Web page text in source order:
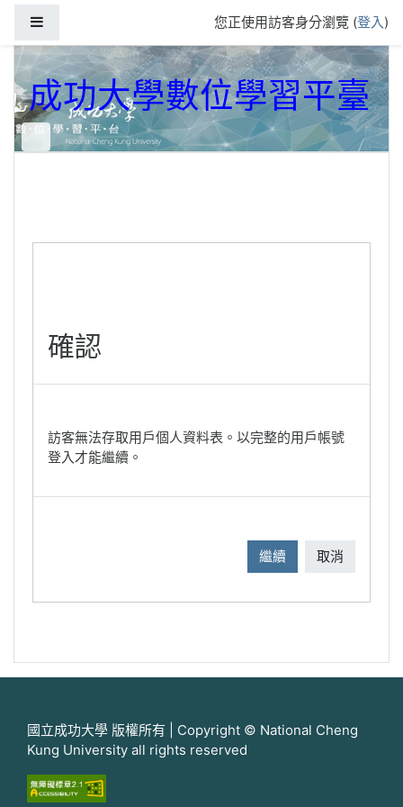
您正使用訪客身分瀏覽 (登入)
成功大學數位學習平臺
確認
訪客無法存取用戶個人資料表。以完整的用戶帳號
登入才能繼續。
繼續 取消
國立成功大學 版權所有 | Copyright © National Cheng
Kung University all rights reserved